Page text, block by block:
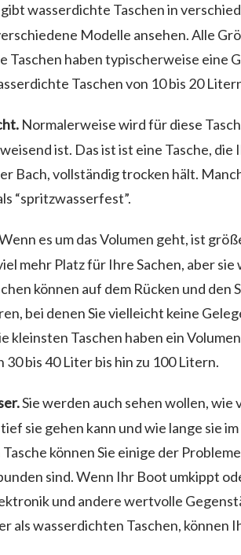
gibt wasserdichte Taschen in
Modelle ansehen. Alle
Taschen haben typischerweise eine
Taschen von 10 bis 20
Normalerweise wird für diese
ist. Das ist ist eine Tasche, die
Bach, vollständig trocken hält.
“spritzwasserfest”.
es um das Volumen geht, ist
mehr Platz für Ihre Sachen, aber
können auf dem Rücken und
bei denen Sie vielleicht keine
kleinsten Taschen haben ein
30 bis 40 Liter bis hin zu 100 Litern.
Sie werden auch sehen wollen, wie
sie gehen kann und wie lange sie
können Sie einige der
sind. Wenn Ihr Boot umkippt
und andere wertvolle
als wasserdichten Taschen, können